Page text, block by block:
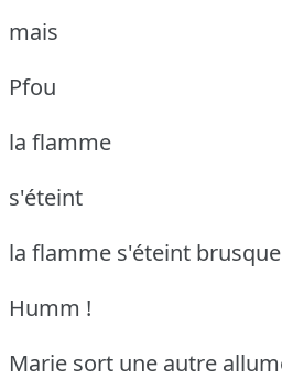
mais
Pfou
la flamme
s'éteint
la flamme s'éteint
Humm !
Marie sort une autre